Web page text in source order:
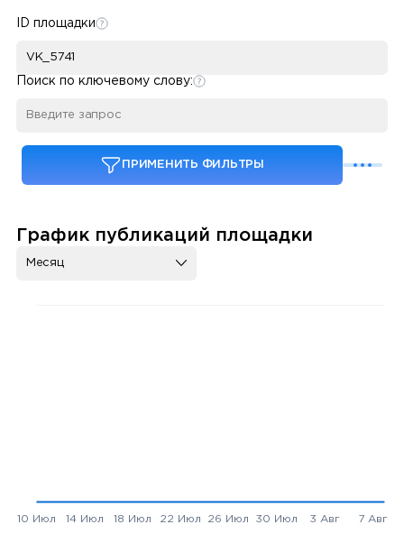
ID площадки
Поиск по ключевому слову:
ПРИМЕНИТЬ ФИЛЬТРЫ
График публикаций площадки
Месяц